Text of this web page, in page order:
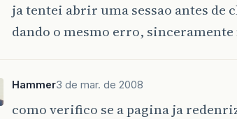
ja tentei abrir uma sessao antes de
dando o mesmo erro, sinceramente
Hammer3 de mar. de 2008
como verifico se a pagina ja